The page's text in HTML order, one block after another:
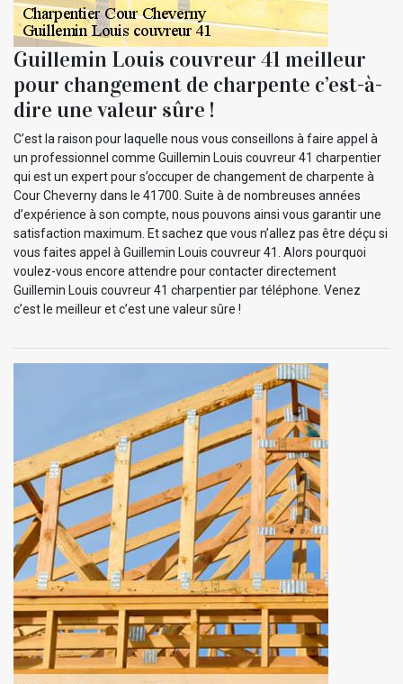
Guillemin Louis couvreur 41 meilleur
pour changement de charpente c’est-à-
dire une valeur sûre !
C’est la raison pour laquelle nous vous conseillons à faire appel à
un professionnel comme Guillemin Louis couvreur 41 charpentier
qui est un expert pour s’occuper de changement de charpente à
Cour Cheverny dans le 41700. Suite à de nombreuses années
d’expérience à son compte, nous pouvons ainsi vous garantir une
satisfaction maximum. Et sachez que vous n’allez pas être déçu si
vous faites appel à Guillemin Louis couvreur 41. Alors pourquoi
voulez-vous encore attendre pour contacter directement
Guillemin Louis couvreur 41 charpentier par téléphone. Venez
c’est le meilleur et c’est une valeur sûre !